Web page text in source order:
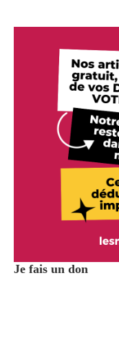
Je fais un don